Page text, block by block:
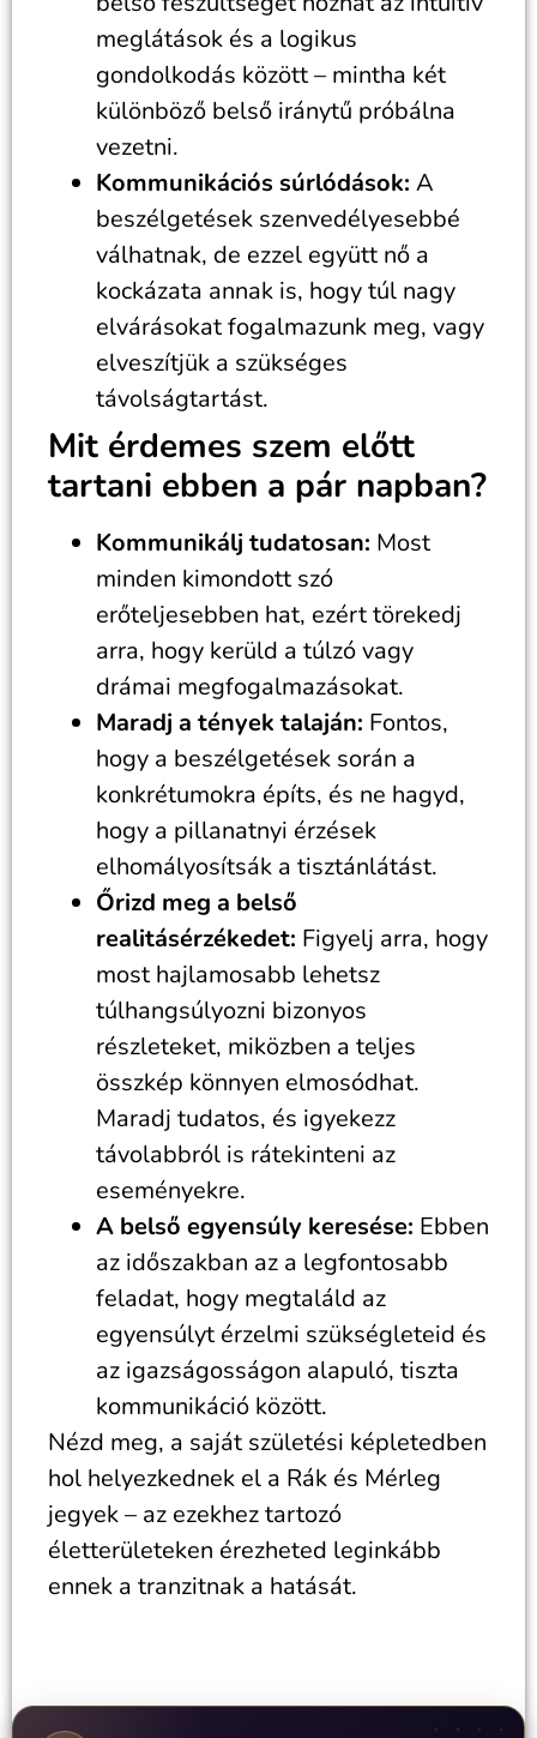
meglátások és a logikus
gondolkodás között – mintha két
különböző belső iránytű próbálna
vezetni.
Kommunikációs súrlódások: A
beszélgetések szenvedélyesebbé
válhatnak, de ezzel együtt nő a
kockázata annak is, hogy túl nagy
elvárásokat fogalmazunk meg, vagy
elveszítjük a szükséges
távolságtartást.
Mit érdemes szem előtt
tartani ebben a pár napban?
Kommunikálj tudatosan: Most
minden kimondott szó
erőteljesebben hat, ezért törekedj
arra, hogy kerüld a túlzó vagy
drámai megfogalmazásokat.
Maradj a tények talaján: Fontos,
hogy a beszélgetések során a
konkrétumokra építs, és ne hagyd,
hogy a pillanatnyi érzések
elhomályosítsák a tisztánlátást.
Őrizd meg a belső
realitásérzékedet: Figyelj arra, hogy
most hajlamosabb lehetsz
túlhangsúlyozni bizonyos
részleteket, miközben a teljes
összkép könnyen elmosódhat.
Maradj tudatos, és igyekezz
távolabbról is rátekinteni az
eseményekre.
A belső egyensúly keresése: Ebben
az időszakban az a legfontosabb
feladat, hogy megtaláld az
egyensúlyt érzelmi szükségleteid és
az igazságosságon alapuló, tiszta
kommunikáció között.
Nézd meg, a saját születési képletedben
hol helyezkednek el a Rák és Mérleg
jegyek – az ezekhez tartozó
életterületeken érezheted leginkább
ennek a tranzitnak a hatását.